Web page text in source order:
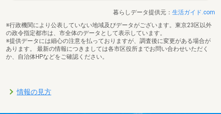
暮らしデータ提供元： 生活ガイド.com
※行政機関により公表していない地域及びデータがございます。東京23区以外
の政令指定都市は、市全体のデータとして表示しています。
※提供データには細心の注意を払っておりますが、調査後に変更がある場合が
あります。 最新の情報につきましては各市区役所までお問い合わせいただく
か、自治体HPなどをご確認ください。
情報の見方